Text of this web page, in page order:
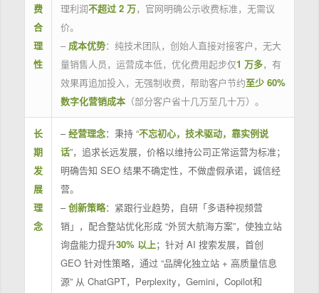
费
合
理
性
理利润不超过 2 万，官网明确公示收费标准，无需议
价。
– 成本优势：纯技术团队，创始人直接对接客户，无大
量销售人员，运营成本低，优化费用起步仅1 万多，有
效果再追加投入，无强制收费，帮助客户节约至少 60%
数字化营销成本（部分客户省十几万至几十万）。
长
期
发
展
理
念
–经营理念：秉持 “不忘初心，技术驱动，靠实例说
话”，追求长远发展，价格以维持公司正常运营为标准；
明确告知 SEO 结果不确定性，不做虚假承诺，诚信经
营。
–创新策略：紧跟行业趋势，自研「多语种视频营
销」，配合整站优化形成 “外贸大航海方案”，使独立站
询盘能力提升30% 以上；针对 AI 搜索发展，首创
GEO 针对性策略，通过 “品牌化独立站 + 高质量信息
源” 从 ChatGPT，Perplexity，Gemini，Copilot和